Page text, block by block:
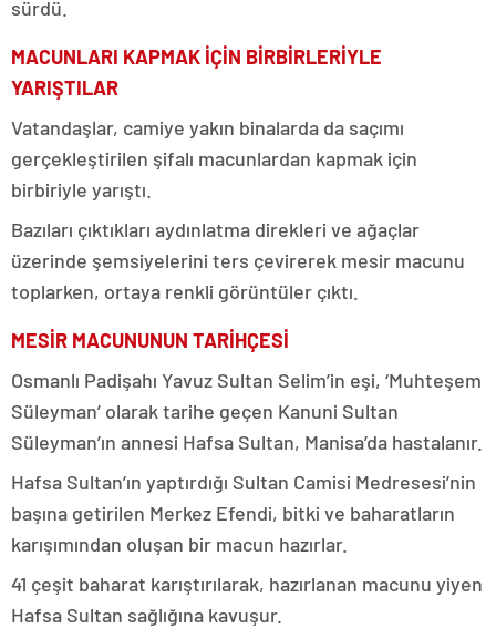
sürdü.
MACUNLARI KAPMAK İÇİN BİRBİRLERİYLE
YARIŞTILAR
Vatandaşlar, camiye yakın binalarda da saçımı
gerçekleştirilen şifalı macunlardan kapmak için
birbiriyle yarıştı.
Bazıları çıktıkları aydınlatma direkleri ve ağaçlar
üzerinde şemsiyelerini ters çevirerek mesir macunu
toplarken, ortaya renkli görüntüler çıktı.
MESİR MACUNUNUN TARİHÇESİ
Osmanlı Padişahı Yavuz Sultan Selim’in eşi, ‘Muhteşem
Süleyman’ olarak tarihe geçen Kanuni Sultan
Süleyman’ın annesi Hafsa Sultan, Manisa’da hastalanır.
Hafsa Sultan’ın yaptırdığı Sultan Camisi Medresesi’nin
başına getirilen Merkez Efendi, bitki ve baharatların
karışımından oluşan bir macun hazırlar.
41 çeşit baharat karıştırılarak, hazırlanan macunu yiyen
Hafsa Sultan sağlığına kavuşur.